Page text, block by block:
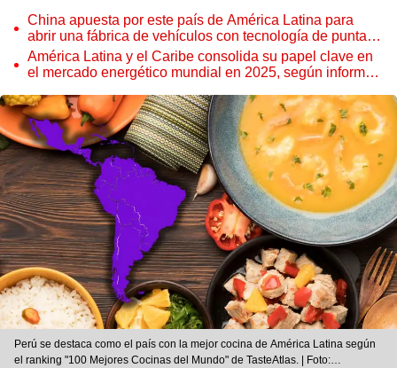
China apuesta por este país de América Latina para
abrir una fábrica de vehículos con tecnología de punta:
promete transformar el mercado regional
América Latina y el Caribe consolida su papel clave en
el mercado energético mundial en 2025, según informe
Perú se destaca como el país con la mejor cocina de América Latina según
el ranking "100 Mejores Cocinas del Mundo" de TasteAtlas. | Foto: